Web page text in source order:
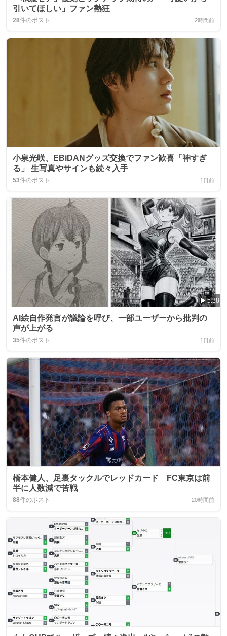
引いてほしい」ファン熱狂
28件のポスト 2時間前
小泉光咲、EBiDANグッズ交換でファン歓喜「神すぎ
る」 生写真やサインも続々入手
53件のポスト 1日前
5:38
AI絵自作発言が議論を呼び、一部ユーザーから批判の
声が上がる
35件のポスト 1日前
橋本健人、足裏タックルでレッドカード FC東京は前
半に人数減で苦戦
88件のポスト 20時間前